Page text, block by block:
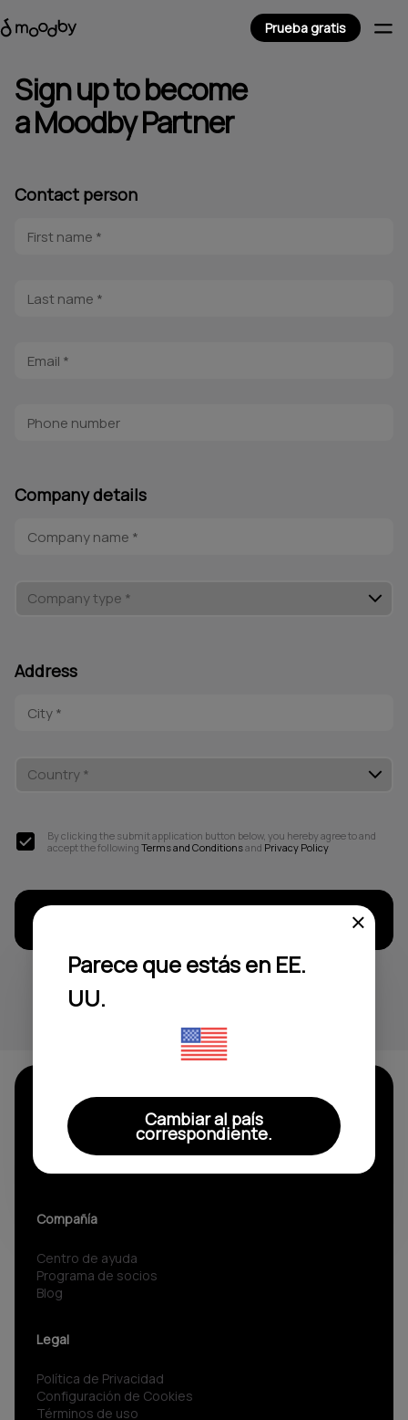
Prueba gratis
Sign up to become
a Moodby Partner
Contact person
Company details
Address
By clicking the submit application button below, you hereby agree to and
accept the following Terms and Conditionsand Privacy Policy
Compañía
Centro de ayuda
Programa de socios
Blog
Legal
Política de Privacidad
Configuración de Cookies
Términos de uso
Parece que estás en EE.
UU.
Cambiar al país
correspondiente.